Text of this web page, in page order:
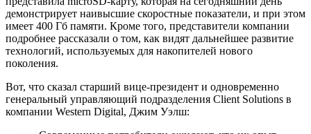
демонстрирует наивысшие скоростные показатели, и при этом
имеет 400 Гб памяти. Кроме того, представители компании
подробнее рассказали о том, как видят дальнейшее развитие
технологий, используемых для накопителей нового
поколения.
Вот, что сказал старший вице-президент и одновременно
генеральный управляющий подразделения Client Solutions в
компании Western Digital, Джим Уэлш: